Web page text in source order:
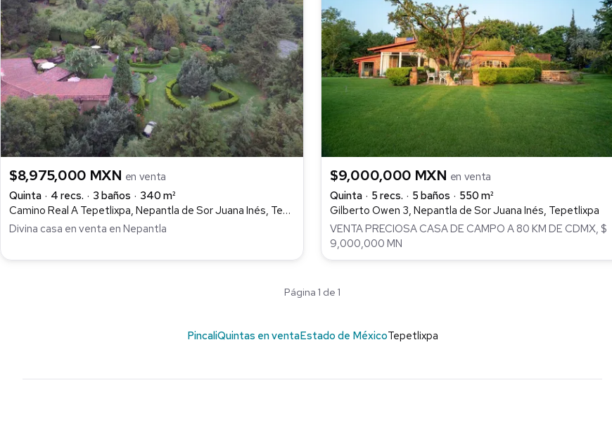
$8,975,000 MXN en venta
Quinta
4 recs. 3 baños
340 m²
Camino Real A Tepetlixpa, Nepantla de Sor Juana Inés, Tepetlixpa
Divina casa en venta en Nepantla
$9,000,000 MXN en venta
Quinta
5 recs. 5 baños
550 m²
Gilberto Owen 3, Nepantla de Sor Juana Inés, Tepetlixpa
VENTA PRECIOSA CASA DE CAMPO A 80 KM DE CDMX, $
9,000,000 MN
Página 1 de 1
PincaliQuintas en ventaEstado de MéxicoTepetlixpa